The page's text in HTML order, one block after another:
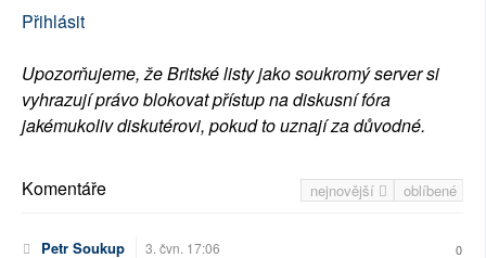
Přihlásit
Upozorňujeme, že Britské listy jako soukromý server si
vyhrazují právo blokovat přístup na diskusní fóra
jakémukoliv diskutérovi, pokud to uznají za důvodné.
nejnovější oblíbené
Komentáře
Petr Soukup 3. čvn. 17:06 0